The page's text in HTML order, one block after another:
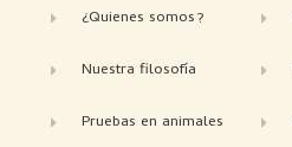
¿Quienes somos?
Nuestra filosofía
Pruebas en animales